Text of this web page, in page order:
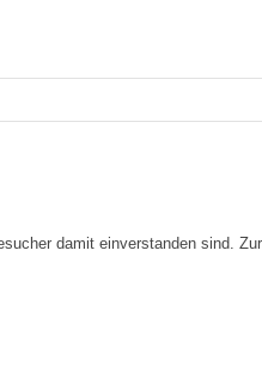
damit einverstanden sind.